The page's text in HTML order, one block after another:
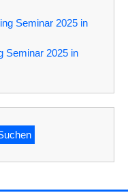
Seminar 2025 in
Seminar 2025 in